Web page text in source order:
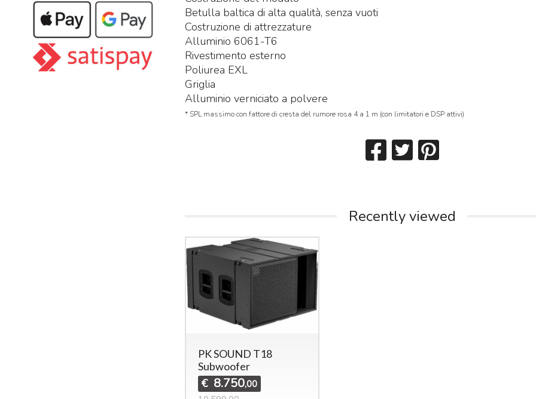
Betulla baltica di alta qualità, senza vuoti
Costruzione di attrezzature
Alluminio 6061-T6
Rivestimento esterno
Poliurea EXL
Griglia
Alluminio verniciato a polvere
* SPL massimo con fattore di cresta del rumore rosa 4 a 1 m (con limitatori e DSP attivi)
Recently viewed
PK SOUND T18
Subwoofer
€ 8.750,00